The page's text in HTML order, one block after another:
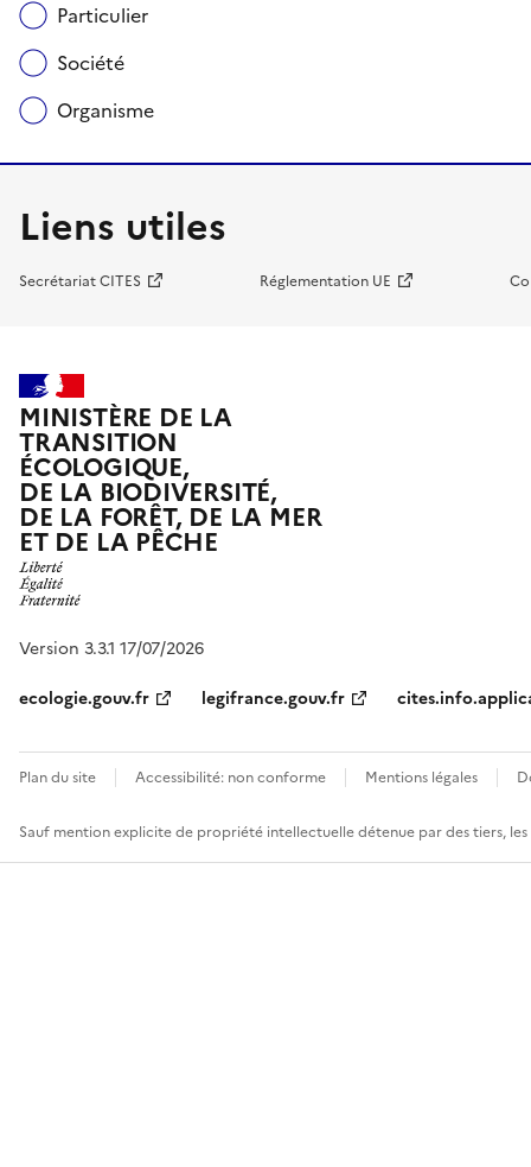
Particulier
Société
Organisme
Liens utiles
Secrétariat CITES Réglementation UE
MINISTÈRE DE LA
TRANSITION
ÉCOLOGIQUE,
DE LA BIODIVERSITÉ,
DE LA FORÊT, DE LA MER
ET DE LA PÊCHE
Version 3.3.1 17/07/2026
ecologie.gouv.fr
legifrance.gouv.fr
Plan du site Accessibilité: non conforme Mentions légales
Sauf mention explicite de propriété intellectuelle détenue par des tiers,